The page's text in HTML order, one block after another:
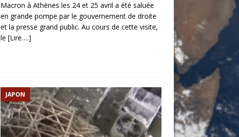
Macron à Athènes les 24 et 25 avril a été saluée
en grande pompe par le gouvernement de droite
et la presse grand public. Au cours de cette visite,
le [Lire….]
JAPON